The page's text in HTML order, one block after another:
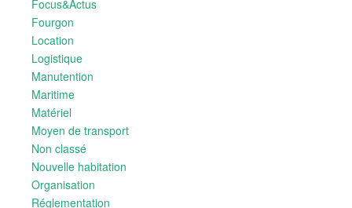
Focus&Actus
Fourgon
Location
Logistique
Manutention
Maritime
Matériel
Moyen de transport
Non classé
Nouvelle habitation
Organisation
Réglementation